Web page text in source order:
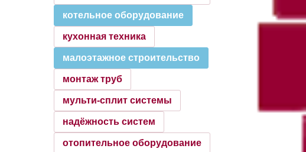
котельное оборудование
кухонная техника
малоэтажное строительство
монтаж труб
мульти-сплит системы
надёжность систем
отопительное оборудование